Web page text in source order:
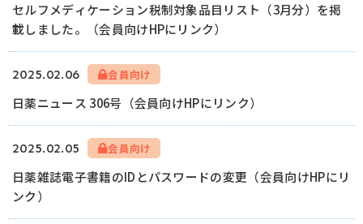
セルフメディケーション税制対象品目リスト（3月分）を掲
載しました。（会員向けHPにリンク）
2025.02.06 会員向け
日薬ニュース 306号（会員向けHPにリンク）
2025.02.05 会員向け
日薬雑誌電子書籍のIDとパスワードの変更（会員向けHPにリ
ンク）